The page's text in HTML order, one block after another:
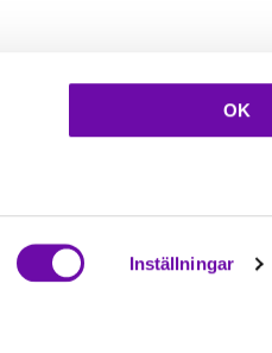
Inställningar
OK